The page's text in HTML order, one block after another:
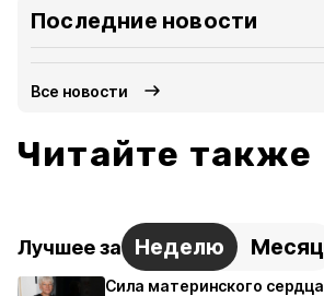
Последние новости
Все новости
Читайте также
Лучшее за Неделю Месяц
Сила материнского сердца